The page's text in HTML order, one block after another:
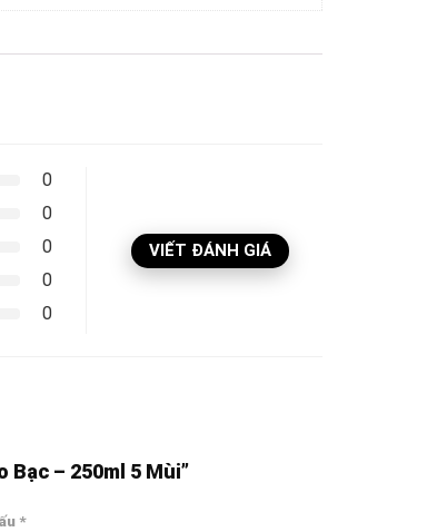
0
0
0
0
0
VIẾT ĐÁNH GIÁ
Bạc – 250ml 5 Mùi”
*